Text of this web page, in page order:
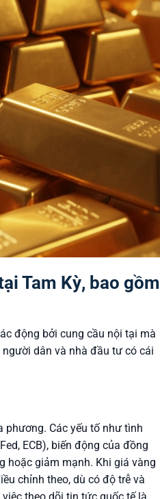
Tam Kỳ, bao gồm
động bởi cung cầu nội tại mà
dân và nhà đầu tư có cái
phương. Các yếu tố như tình
ECB), biến động của đồng
hoặc giảm mạnh. Khi giá vàng
chỉnh theo, dù có độ trễ và